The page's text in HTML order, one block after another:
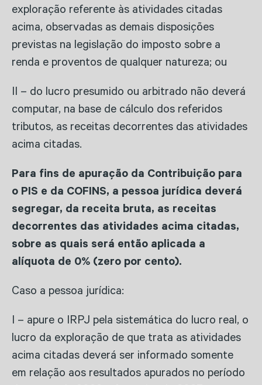
exploração referente às atividades citadas
acima, observadas as demais disposições
previstas na legislação do imposto sobre a
renda e proventos de qualquer natureza; ou
II – do lucro presumido ou arbitrado não deverá
computar, na base de cálculo dos referidos
tributos, as receitas decorrentes das atividades
acima citadas.
Para fins de apuração da Contribuição para
o PIS e da COFINS, a pessoa jurídica deverá
segregar, da receita bruta, as receitas
decorrentes das atividades acima citadas,
sobre as quais será então aplicada a
alíquota de 0% (zero por cento).
Caso a pessoa jurídica:
I – apure o IRPJ pela sistemática do lucro real, o
lucro da exploração de que trata as atividades
acima citadas deverá ser informado somente
em relação aos resultados apurados no período